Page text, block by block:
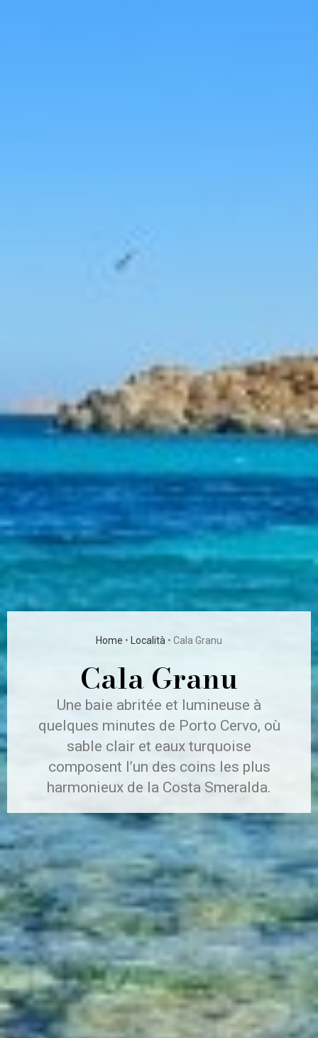
Home • Località • Cala Granu
Cala Granu
Une baie abritée et lumineuse à
quelques minutes de Porto Cervo, où
sable clair et eaux turquoise
composent l’un des coins les plus
harmonieux de la Costa Smeralda.